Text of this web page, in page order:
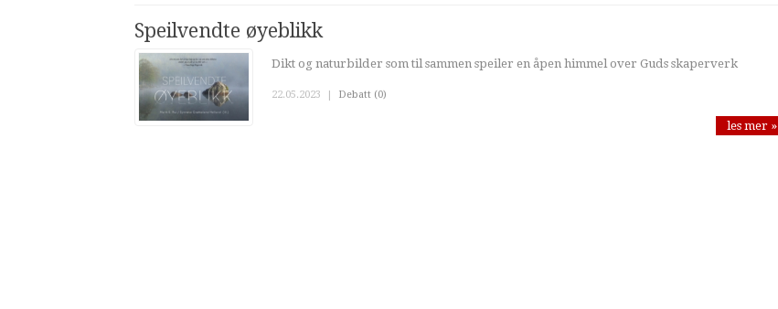
Speilvendte øyeblikk
Dikt og naturbilder som til sammen speiler en åpen himmel over Guds skaperverk
22.05.2023 Debatt (0)
les mer »